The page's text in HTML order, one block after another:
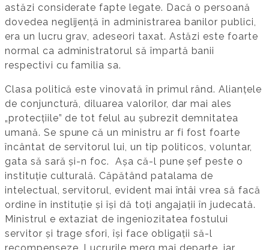
astăzi considerate fapte legate. Dacă o persoană
dovedea neglijență în administrarea banilor publici,
era un lucru grav, adeseori taxat. Astăzi este foarte
normal ca administratorul să împartă banii
respectivi cu familia sa.
Clasa politică este vinovată în primul rând. Alianțele
de conjunctură, diluarea valorilor, dar mai ales
„protecțiile” de tot felul au șubrezit demnitatea
umană. Se spune că un ministru ar fi fost foarte
încântat de servitorul lui, un tip politicos, voluntar,
gata să sară și-n foc. Așa că-l pune șef peste o
instituție culturală. Căpătând patalama de
intelectual, servitorul, evident mai întâi vrea să facă
ordine în instituție și își dă toți angajații în judecată.
Ministrul e extaziat de ingeniozitatea fostului
servitor și trage sfori, își face obligații să-l